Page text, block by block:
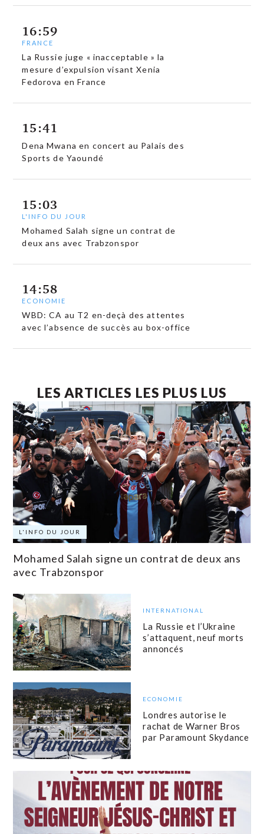
16:59
FRANCE
La Russie juge « inacceptable » la
mesure d’expulsion visant Xenia
Fedorova en France
15:41
Dena Mwana en concert au Palais des
Sports de Yaoundé
15:03
L'INFO DU JOUR
Mohamed Salah signe un contrat de
deux ans avec Trabzonspor
14:58
ECONOMIE
WBD: CA au T2 en-deçà des attentes
avec l’absence de succès au box-office
LES ARTICLES LES PLUS LUS
L'INFO DU JOUR
Mohamed Salah signe un contrat de deux ans
avec Trabzonspor
INTERNATIONAL
La Russie et l’Ukraine
s’attaquent, neuf morts
annoncés
ECONOMIE
Londres autorise le
rachat de Warner Bros
par Paramount Skydance